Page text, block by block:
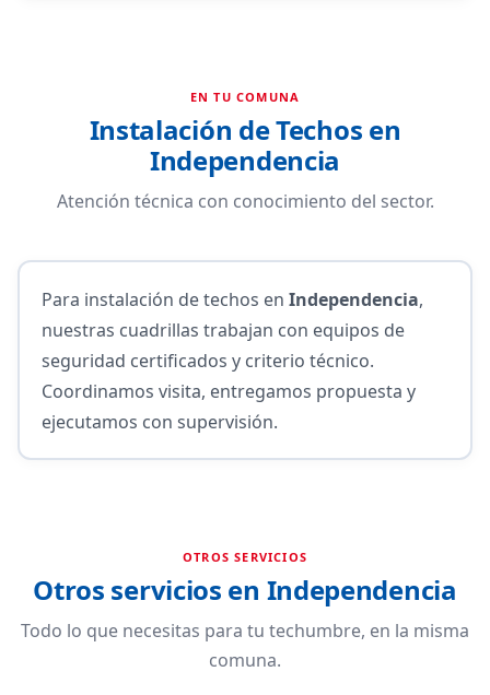
EN TU COMUNA
Instalación de Techos en
Independencia
Atención técnica con conocimiento del sector.
Para instalación de techos en Independencia,
nuestras cuadrillas trabajan con equipos de
seguridad certificados y criterio técnico.
Coordinamos visita, entregamos propuesta y
ejecutamos con supervisión.
OTROS SERVICIOS
Otros servicios en Independencia
Todo lo que necesitas para tu techumbre, en la misma
comuna.